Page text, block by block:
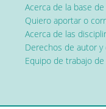
Acerca de la base
Quiero aportar o
Acerca de las
Derechos de autor y
Equipo de trabajo